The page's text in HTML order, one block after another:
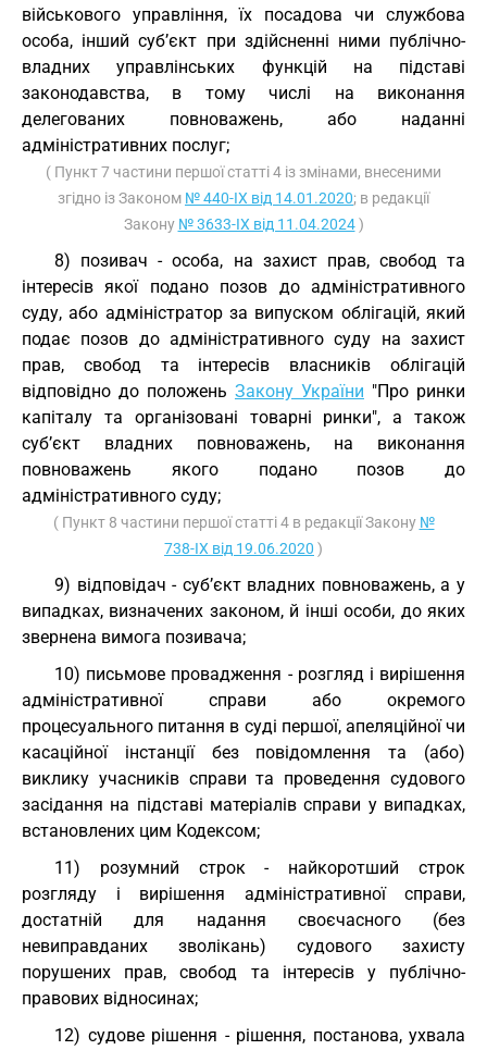
військового управління, їх посадова чи службова
особа, інший суб’єкт при здійсненні ними публічно-
владних управлінських функцій на підставі
законодавства, в тому числі на виконання
делегованих повноважень, або наданні
адміністративних послуг;
( Пункт 7 частини першої статті 4 із змінами, внесеними
згідно із Законом № 440-IX від 14.01.2020; в редакції
Закону № 3633-IX від 11.04.2024)
8) позивач - особа, на захист прав, свобод та
інтересів якої подано позов до адміністративного
суду, або адміністратор за випуском облігацій, який
подає позов до адміністративного суду на захист
прав, свобод та інтересів власників облігацій
відповідно до положень Закону України "Про ринки
капіталу та організовані товарні ринки", а також
суб’єкт владних повноважень, на виконання
повноважень якого подано позов до
адміністративного суду;
( Пункт 8 частини першої статті 4 в редакції Закону №
738-IX від 19.06.2020 )
9) відповідач - суб’єкт владних повноважень, а у
випадках, визначених законом, й інші особи, до яких
звернена вимога позивача;
10) письмове провадження - розгляд і вирішення
адміністративної справи або окремого
процесуального питання в суді першої, апеляційної чи
касаційної інстанції без повідомлення та (або)
виклику учасників справи та проведення судового
засідання на підставі матеріалів справи у випадках,
встановлених цим Кодексом;
11) розумний строк - найкоротший строк
розгляду і вирішення адміністративної справи,
достатній для надання своєчасного (без
невиправданих зволікань) судового захисту
порушених прав, свобод та інтересів у публічно-
правових відносинах;
12) судове рішення - рішення, постанова, ухвала